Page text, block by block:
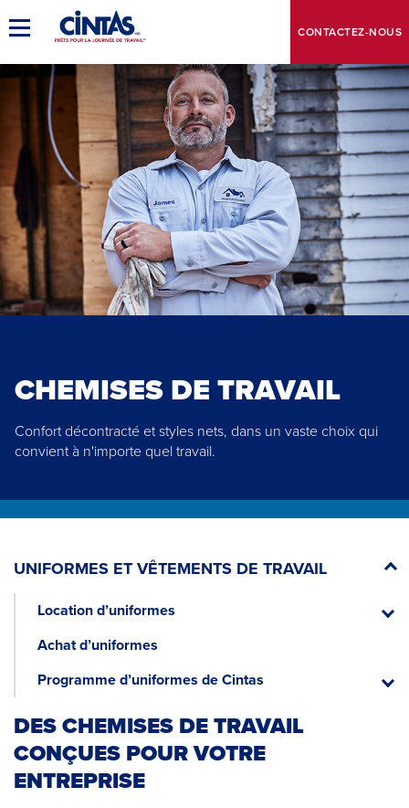
to
Content
Basculer
navigation
principale
CONTACTEZ-NOUS
CHEMISES DE TRAVAIL
Confort décontracté et styles nets, dans un vaste choix qui
convient à n'importe quel travail.
UNIFORMES ET VÊTEMENTS DE TRAVAIL
Location d’uniformes
Achat d’uniformes
Programme d’uniformes de Cintas
DES CHEMISES DE TRAVAIL
CONÇUES POUR VOTRE
ENTREPRISE